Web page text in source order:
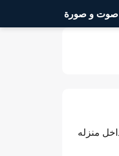
صوت و صورة
منزله